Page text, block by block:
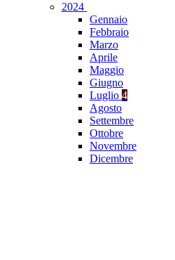
2024
Gennaio
Febbraio
Marzo
Aprile
Maggio
Giugno
Luglio 4
Agosto
Settembre
Ottobre
Novembre
Dicembre